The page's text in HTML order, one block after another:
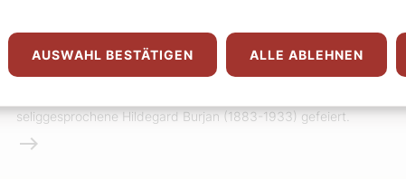
Die Schwesterngemeinschaft der Caritas Socialis und eine
breite politische Plattform haben am Donnerstag im Wiener
seliggesprochene Hildegard Burjan (1883-1933) gefeiert.
Weiterlesen
AUSWAHL BESTÄTIGEN ALLE ABLEHNEN